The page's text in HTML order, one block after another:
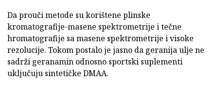
Da prouči metode su korištene plinske
kromatografije-masene spektrometrije i tečne
hromatografije sa masene spektrometrije i visoke
rezolucije. Tokom postalo je jasno da geranija ulje ne
sadrži geranamin odnosno sportski suplementi
uključuju sintetičke DMAA.